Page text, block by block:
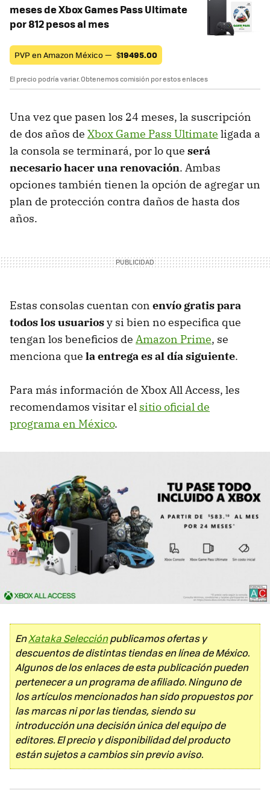
meses de Xbox Games Pass Ultimate
por 812 pesos al mes
PVP en Amazon México — $19495.00
El precio podría variar. Obtenemos comisión por estos enlaces
Una vez que pasen los 24 meses, la suscripción
de dos años de Xbox Game Pass Ultimate ligada a
la consola se terminará, por lo que será
necesario hacer una renovación. Ambas
opciones también tienen la opción de agregar un
plan de protección contra daños de hasta dos
años.
Estas consolas cuentan con envío gratis para
todos los usuariosy si bien no especifica que
tengan los beneficios de Amazon Prime, se
menciona que la entrega es al día siguiente.
Para más información de Xbox All Access, les
recomendamos visitar el sitio oficial de
programa en México.
EnXataka Selecciónpublicamos ofertas y
descuentos de distintas tiendas en línea de México.
Algunos de los enlaces de esta publicación pueden
pertenecer a un programa de afiliado. Ninguno de
los artículos mencionados han sido propuestos por
las marcas ni por las tiendas, siendo su
introducción una decisión única del equipo de
editores. El precio y disponibilidad del producto
están sujetos a cambios sin previo aviso.